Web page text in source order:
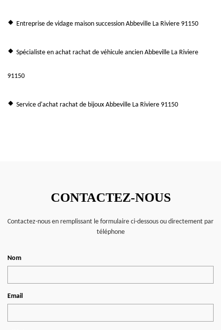
Entreprise de vidage maison succession Abbeville La Riviere 91150
Spécialiste en achat rachat de véhicule ancien Abbeville La Riviere
91150
Service d'achat rachat de bijoux Abbeville La Riviere 91150
CONTACTEZ-NOUS
Contactez-nous en remplissant le formulaire ci-dessous ou directement par
téléphone
Nom
Email